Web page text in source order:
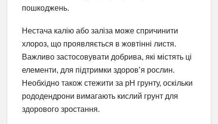
пошкоджень.
Нестача калію або заліза може спричинити
хлороз, що проявляється в жовтінні листя.
Важливо застосовувати добрива, які містять ці
елементи, для підтримки здоров’я рослин.
Необхідно також стежити за pH грунту, оскільки
рододендрони вимагають кислий грунт для
здорового зростання.